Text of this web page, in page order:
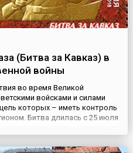
(Битва за Кавказ) в
войны
во время Великой
войсками и силами
которых – иметь контроль
Битва длилась с 25 июля
она делится на два этапа –
оборона Кавказа (25 июля –
советских войск (1...